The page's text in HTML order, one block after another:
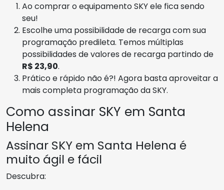
Ao comprar o equipamento SKY ele fica sendo
seu!
Escolhe uma possibilidade de recarga com sua
programação predileta. Temos múltiplas
possibilidades de valores de recarga partindo de
R$ 23,90.
Prático e rápido não é?! Agora basta aproveitar a
mais completa programação da SKY.
Como assinar SKY em Santa
Helena
Assinar SKY em Santa Helena é
muito ágil e fácil
Descubra: